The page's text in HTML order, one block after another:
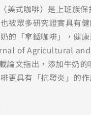
美式咖啡）是上班族保
被眾多研究證實具有
的「拿鐵咖啡」，健
of Agricultural
論文指出，添加牛奶的
更具有「抗發炎」的作